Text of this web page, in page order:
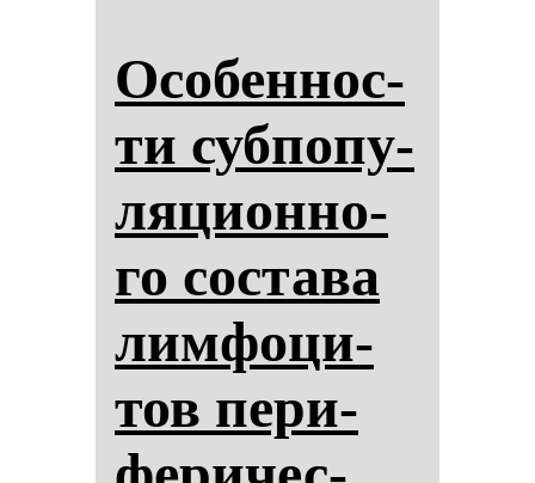
Осо­бен­нос­
ти суб­по­пу­
ля­ци­он­но­
го сос­та­ва
лим­фо­ци­
тов пе­ри­